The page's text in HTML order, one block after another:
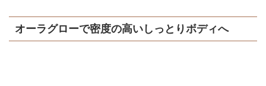
オーラグローで密度の高いしっとりボディへ